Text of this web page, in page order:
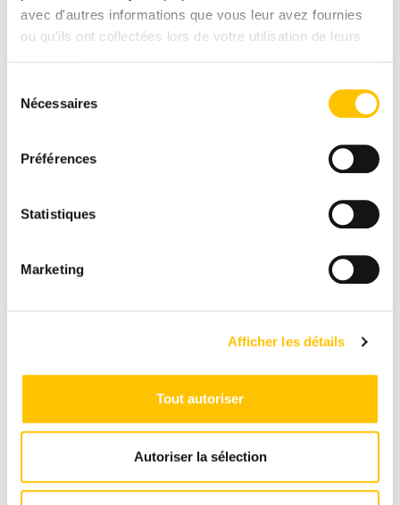
avec d'autres informations que vous leur avez fournies
ou qu'ils ont collectées lors de votre utilisation de leurs
Nécessaires
Préférences
Statistiques
Marketing
Afficher les détails
Tout autoriser
Autoriser la sélection
10€
mécanique